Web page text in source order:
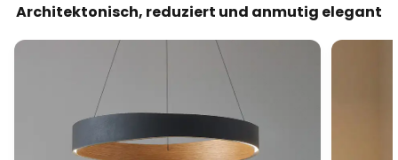
Architektonisch, reduziert und anmutig elegant